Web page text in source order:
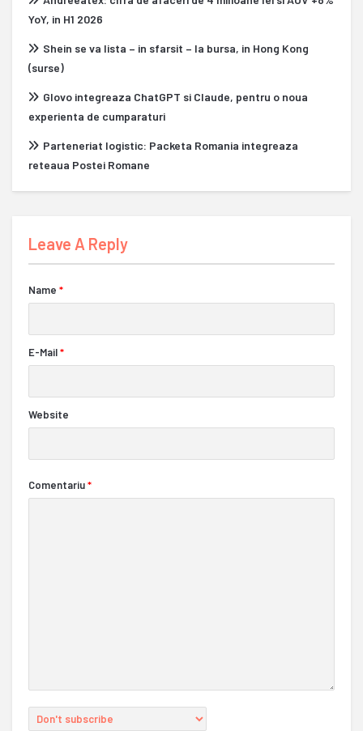
YoY, in H1 2026
Shein se va lista – in sfarsit – la bursa, in Hong Kong
(surse)
Glovo integreaza ChatGPT si Claude, pentru o noua
experienta de cumparaturi
Parteneriat logistic: Packeta Romania integreaza
reteaua Postei Romane
Leave A Reply
Name *
E-Mail*
Website
Comentariu*